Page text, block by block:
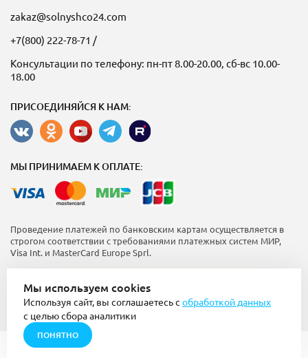
zakaz@solnyshco24.com
+7(800) 222-78-71 /
Консультации по телефону: пн-пт 8.00-20.00, сб-вс 10.00-
18.00
ПРИСОЕДИНЯЙСЯ К НАМ:
МЫ ПРИНИМАЕМ К ОПЛАТЕ:
Проведение платежей по банковским картам осуществляется в
строгом соответствии с требованиями платежных систем МИР,
Visa Int. и MasterCard Europe Sprl.
Политика конфиденциальности
Использование куки (cookie)
16+
2016 - 2026 © Интернет-магазин “Солнышко”
Мы используем cookies
Используя сайт, вы соглашаетесь с обработкой данных
с целью сбора аналитики
ПОНЯТНО